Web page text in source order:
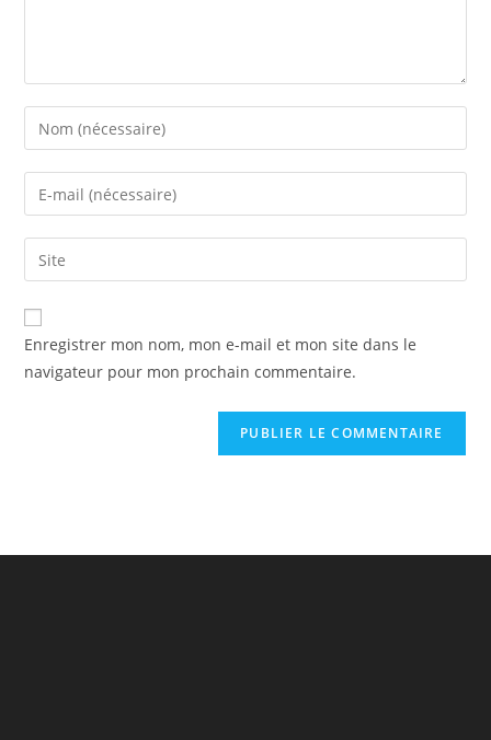
Enter
your
name
comment
Enter
your
email
address
comment
Saisir
l’URL
de
votre
(facultatif)
Enregistrer mon nom, mon e-mail et mon site dans le
navigateur pour mon prochain commentaire.